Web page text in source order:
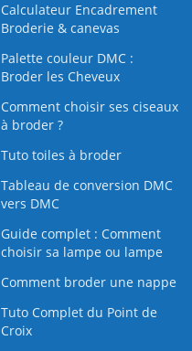
Calculateur Encadrement
Broderie & canevas
Palette couleur DMC :
Broder les Cheveux
Comment choisir ses ciseaux
à broder ?
Tuto toiles à broder
Tableau de conversion DMC
vers DMC
Guide complet : Comment
choisir sa lampe ou lampe
Comment broder une nappe
Tuto Complet du Point de
Croix